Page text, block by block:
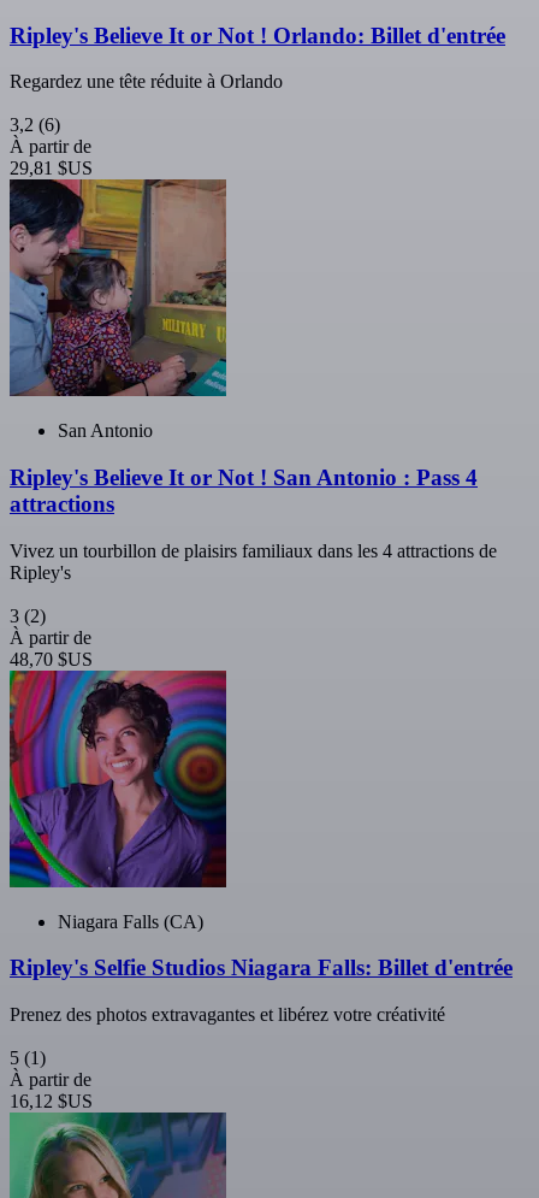
Ripley's Believe It or Not ! Orlando: Billet d'entrée
Regardez une tête réduite à Orlando
3,2 (6)
À partir de
29,81 $US
San Antonio
Ripley's Believe It or Not ! San Antonio : Pass 4
attractions
Vivez un tourbillon de plaisirs familiaux dans les 4 attractions de
Ripley's
3 (2)
À partir de
48,70 $US
Niagara Falls (CA)
Ripley's Selfie Studios Niagara Falls: Billet d'entrée
Prenez des photos extravagantes et libérez votre créativité
5 (1)
À partir de
16,12 $US